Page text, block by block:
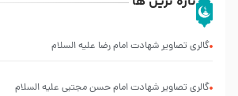
گالری تصاویر شهادت امام رضا علیه السلام
گالری تصاویر شهادت امام حسن مجتبی علیه السلام